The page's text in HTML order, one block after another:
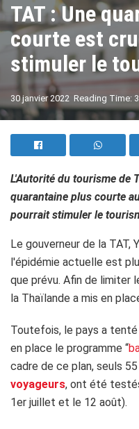
TAT : Une
courte est
stimuler le
30 janvier 2022 Reading Time:
L'Autorité du tourisme de
quarantaine plus courte
pourrait stimuler le
Le gouverneur de la TAT,
l'épidémie actuelle est
que prévu. Afin de limiter
la Thaïlande a mis en
Toutefois, le pays a
en place le programme “
cadre de ce plan, seuls
voyageurs, ont été
1er juillet et le 12 août).